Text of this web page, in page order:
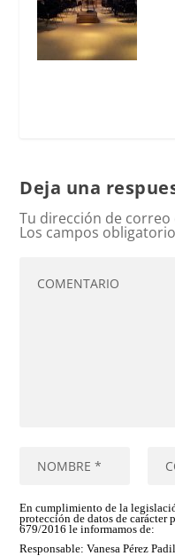
Deja una
Tu dirección de
Los campos
En cumplimiento de la
protección de datos de carácter
679/2016 le informamos de:
Responsable: Vanesa Pérez